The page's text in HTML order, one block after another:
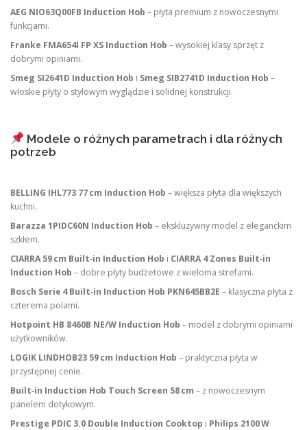
AEG NIO63Q00FB Induction Hob – płyta premium z nowoczesnymi
funkcjami.
Franke FMA654I FP XS Induction Hob – wysokiej klasy sprzęt z
dobrymi opiniami.
Smeg SI2641D Induction Hob i Smeg SIB2741D Induction Hob –
włoskie płyty o stylowym wyglądzie i solidnej konstrukcji.
Modele o różnych parametrach i dla różnych
potrzeb
BELLING IHL773 77 cm Induction Hob – większa płyta dla większych
kuchni.
Barazza 1PIDC60N Induction Hob – ekskluzywny model z eleganckim
szkłem.
CIARRA 59 cm Built‑in Induction Hob i CIARRA 4 Zones Built‑in
Induction Hob – dobre płyty budżetowe z wieloma strefami.
Bosch Serie 4 Built‑in Induction Hob PKN645BB2E – klasyczna płyta z
czterema polami.
Hotpoint HB 8460B NE/W Induction Hob – model z dobrymi opiniami
użytkowników.
LOGIK LINDHOB23 59 cm Induction Hob – praktyczna płyta w
przystępnej cenie.
Built‑in Induction Hob Touch Screen 58 cm – z nowoczesnym
panelem dotykowym.
Prestige PDIC 3.0 Double Induction Cooktop i Philips 2100 W